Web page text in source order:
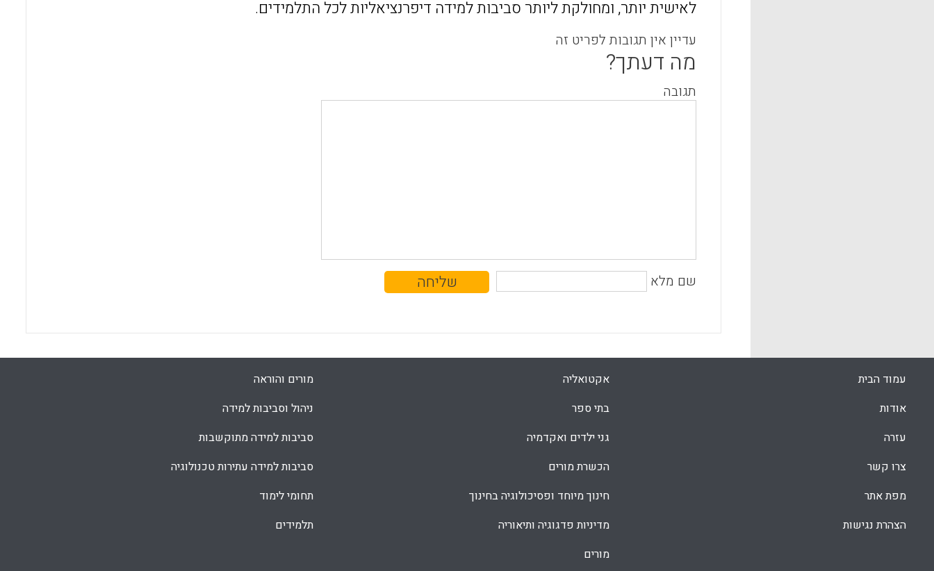
לאישית יותר, ומחולקת ליותר סביבות למידה דיפרנציאליות לכל התלמידים.
עדיין אין תגובות לפריט זה
מה דעתך?
תגובה
שם מלא
עמוד הבית
אודות
עזרה
צרו קשר
מפת אתר
הצהרת נגישות
אקטואליה
בתי ספר
גני ילדים ואקדמיה
הכשרת מורים
חינוך מיוחד ופסיכולוגיה בחינוך
מדיניות פדגוגיה ותיאוריה
מורים
מורים והוראה
ניהול וסביבות למידה
סביבות למידה מתוקשבות
סביבות למידה עתירות טכנולוגיה
תחומי לימוד
תלמידים